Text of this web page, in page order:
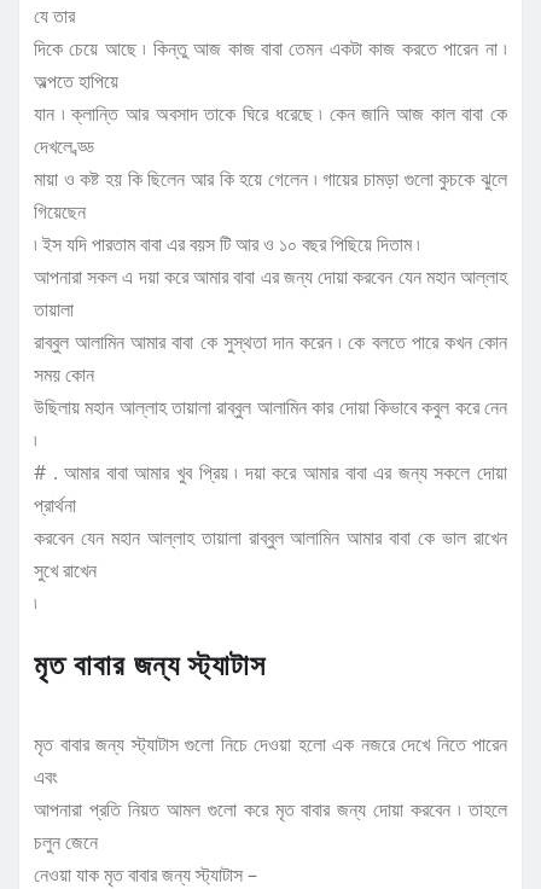
যে তার
দিকে চেয়ে আছে ৷ কিন্তু আজ কাজ বাবা তেমন একটা কাজ করতে পারেন না ৷
অল্পতে হাপিয়ে
যান ৷ ক্লান্তি আর অবসাদ তাকে ঘিরে ধরেছে ৷ কেন জানি আজ কাল বাবা কে
দেখলে ব্ড্ড
মায়া ও কষ্ট হয় কি ছিলেন আর কি হয়ে গেলেন ৷ গায়ের চামড়া গুলো কুচকে ঝুলে
গিয়েছেন
৷ ইস যদি পারতাম বাবা এর বয়স টি আর ও ১০ বছর পিছিয়ে দিতাম ৷
আপনারা সকল এ দয়া করে আমার বাবা এর জন্য দোয়া করবেন যেন মহান আল্লাহ
তায়ালা
রাব্বুল আলামিন আমার বাবা কে সুস্থতা দান করেন ৷ কে বলতে পারে কখন কোন
সময় কোন
উছিলায় মহান আল্লাহ তায়ালা রাব্বুল আলামিন কার দোয়া কিভাবে কবুল করে নেন
৷
# . আমার বাবা আমার খুব প্রিয় ৷ দয়া করে আমার বাবা এর জন্য সকলে দোয়া
প্রার্থনা
করবেন যেন মহান আল্লাহ তায়ালা রাব্বুল আলামিন আমার বাবা কে ভাল রাখেন
সুখে রাখেন
৷
মৃত বাবার জন্য স্ট্যাটাস
মৃত বাবার জন্য স্ট্যাটাস গুলো নিচে দেওয়া হলো এক নজরে দেখে নিতে পারেন
এবং
আপনারা প্রতি নিয়ত আমল গুলো করে মৃত বাবার জন্য দোয়া করবেন ৷ তাহলে
চলুন জেনে
নেওয়া যাক মৃত বাবার জন্য স্ট্যাটাস –